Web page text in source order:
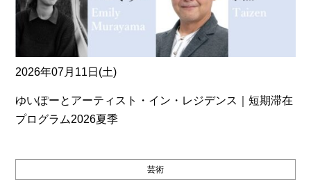
2026年07月11日(土)
ゆいぽーとアーティスト・イン・レジデンス｜短期滞在
プログラム2026夏季
芸術